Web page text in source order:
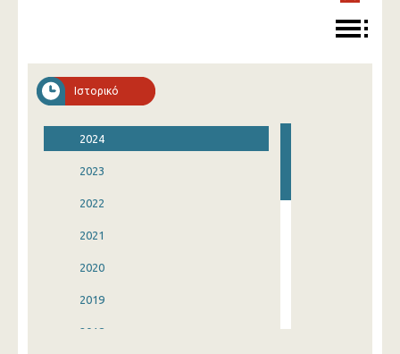
Ιστορικό
2024
2023
2022
2021
2020
2019
2018